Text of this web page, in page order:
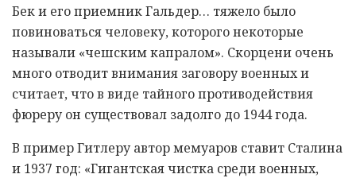
Бек и его приемник Гальдер… тяжело было
повиноваться человеку, которого некоторые
называли «чешским капралом». Скорцени очень
много отводит внимания заговору военных и
считает, что в виде тайного противодействия
фюреру он существовал задолго до 1944 года.
В пример Гитлеру автор мемуаров ставит Сталина
и 1937 год: «Гигантская чистка среди военных,